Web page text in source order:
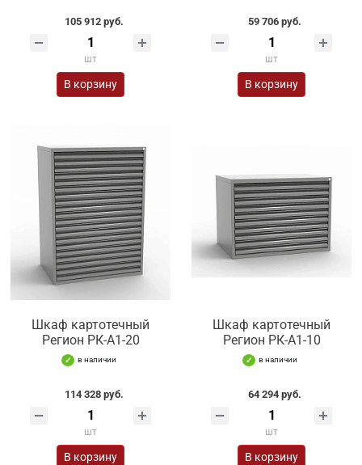
105 912 руб.
шт
В корзину
59 706 руб.
шт
В корзину
Шкаф картотечный
Регион РК-А1-20
в наличии
114 328 руб.
шт
В корзину
Шкаф картотечный
Регион РК-А1-10
в наличии
64 294 руб.
шт
В корзину